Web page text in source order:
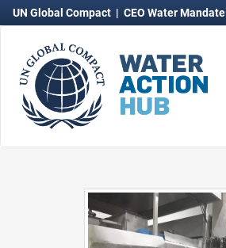
UN Global Compact | CEO Water Mandate